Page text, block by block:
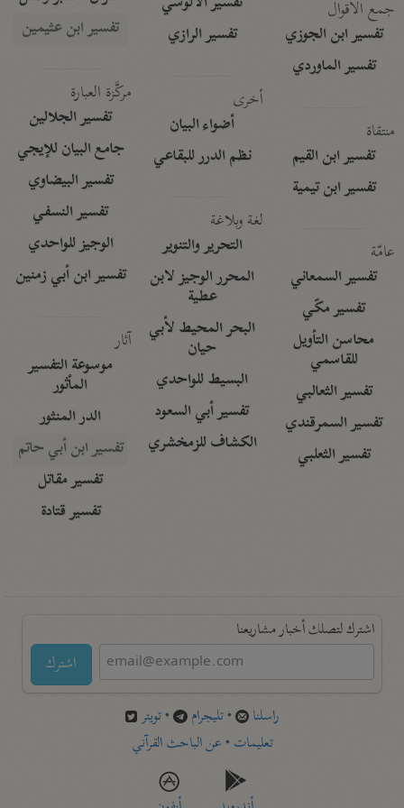
جمع الأقوال
تفسير ابن الجوزي
تفسير الماوردي
منتقاة
تفسير ابن القيم
تفسير ابن تيمية
عامّة
تفسير السمعاني
تفسير مكّي
محاسن التأويل
للقاسمي
تفسير الثعالبي
تفسير السمرقندي
تفسير الثعلبي
تفسير الرازي
أخرى
أضواء البيان
نظم الدرر للبقاعي
لغة وبلاغة
التحرير والتنوير
المحرر الوجيز لابن
عطية
البحر المحيط لأبي
حيان
البسيط للواحدي
تفسير أبي السعود
الكشاف للزمخشري
تفسير ابن عثيمين
مركَّزة العبارة
تفسير الجلالين
جامع البيان للإيجي
تفسير البيضاوي
تفسير النسفي
الوجيز للواحدي
تفسير ابن أبي زمنين
آثار
موسوعة التفسير
المأثور
الدر المنثور
تفسير ابن أبي حاتم
تفسير مقاتل
تفسير قتادة
اشترك لتصلك أخبار مشاريعنا
اشترك
راسلنا •تليجرام •تويتر
تعليمات •عن الباحث القرآني